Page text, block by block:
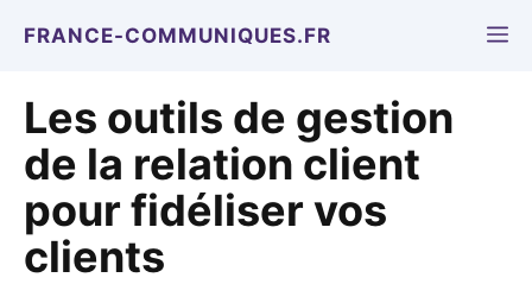
FRANCE-COMMUNIQUES.FR
Les outils de gestion
de la relation client
pour fidéliser vos
clients